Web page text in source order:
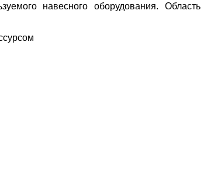
навесного оборудования. Область